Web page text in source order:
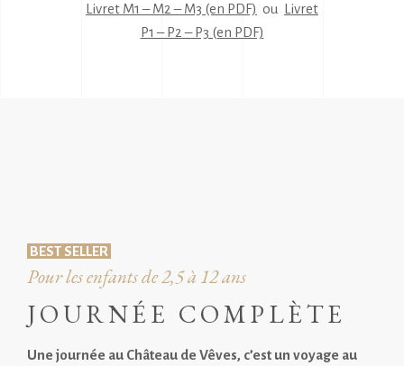
Livret M1 – M2 – M3 (en PDF) ou Livret
P1 – P2 – P3 (en PDF)
BEST SELLER
Pour les enfants de 2,5 à 12 ans
JOURNÉE COMPLÈTE
Une journée au Château de Vêves, c’est un voyage au